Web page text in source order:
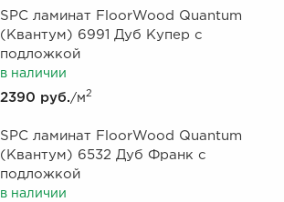
SPC ламинат FloorWood Quantum
(Квантум) 6991 Дуб Купер с
подложкой
в наличии
2390 руб. /м2
SPC ламинат FloorWood Quantum
(Квантум) 6532 Дуб Франк с
подложкой
в наличии